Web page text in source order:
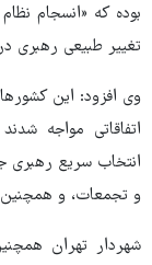
بوده که «انسجام
تغییر طبیعی رهبری
وی افزود: این
اتفاقاتی مواجه
انتخاب سریع رهبری
و تجمعات، و همچنین
شهردار تهران